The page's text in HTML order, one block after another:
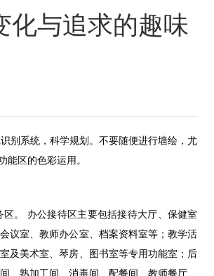
化与追求的趣味
别系统，科学规划。不要随便进行墙绘，尤
区的色彩运用。
。 办公接待区主要包括接待大厅、保健室
议室、教师办公室、档案资料室等；教学活
及美术室、琴房、图书室等专用功能室；后
熟加工间、消毒间、配餐间、教师餐厅、